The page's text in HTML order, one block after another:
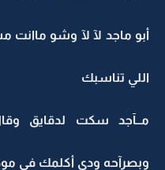
أبو ماجد لآ لآ وشو
اللي تناسبك
مــآجد سكت لدقايق
وبصرآحه ودي أكلمك في